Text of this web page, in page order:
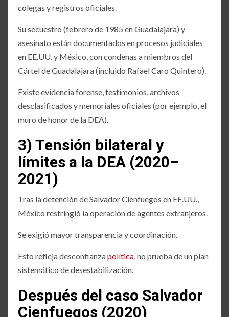
colegas y registros oficiales.
Su secuestro (febrero de 1985 en Guadalajara) y
asesinato están documentados en procesos judiciales
en EE.UU. y México, con condenas a miembros del
Cártel de Guadalajara (incluido Rafael Caro Quintero).
Existe evidencia forense, testimonios, archivos
desclasificados y memoriales oficiales (por ejemplo, el
muro de honor de la DEA).
3) Tensión bilateral y
límites a la DEA (2020–
2021)
Tras la detención de Salvador Cienfuegos en EE.UU.,
México restringió la operación de agentes extranjeros.
Se exigió mayor transparencia y coordinación.
Esto refleja desconfianzapolítica , no prueba de un plan
sistemático de desestabilización.
Después del caso Salvador
Cienfuegos (2020)